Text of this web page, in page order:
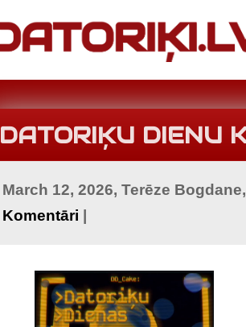
DATORIĶU DIENU
March 12, 2026, Terēze
Komentāri